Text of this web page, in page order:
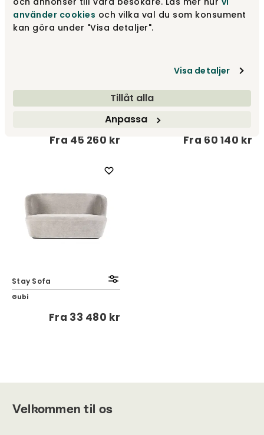
använder cookies och vilka val du som konsument
kan göra under "Visa detaljer".
Visa detaljer
Tillåt alla
Anpassa
Revers Sofa 215
Fra 45 260 kr
Revers Sofa 280
Gubi
Fra 60 140 kr
Stay Sofa
Gubi
Fra 33 480 kr
Velkommen til os